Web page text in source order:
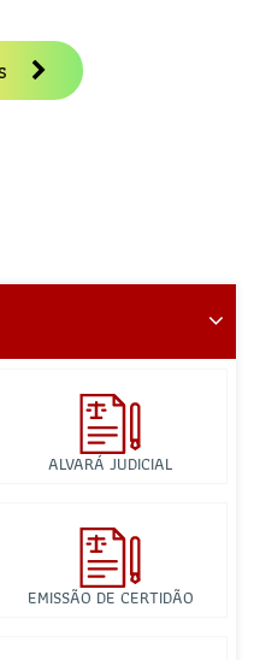
ALVARÁ JUDICIAL
EMISSÃO DE CERTIDÃO